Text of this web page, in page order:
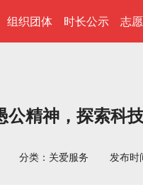
组织团体 时长公示 志
公精神，探索科
分类：关爱服务 发布时